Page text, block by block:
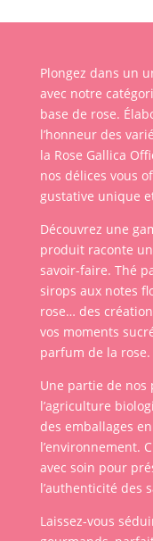
Plongez dans un
avec notre
base de rose.
l’honneur des
la Rose Gallica
nos délices vous
gustative unique
Découvrez une
produit raconte
savoir-faire. Thé
sirops aux notes
rose… des
vos moments
parfum de la rose.
Une partie de nos
l’agriculture
des emballages
l’environnement.
avec soin pour
l’authenticité des
Laissez-vous